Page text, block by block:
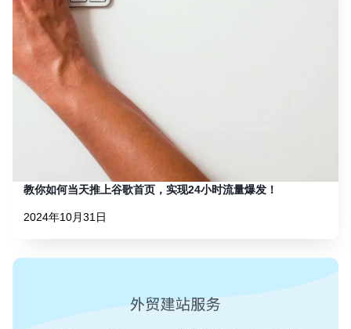
教你如何当天推上谷歌首页，实现24小时流量爆发！
2024年10月31日